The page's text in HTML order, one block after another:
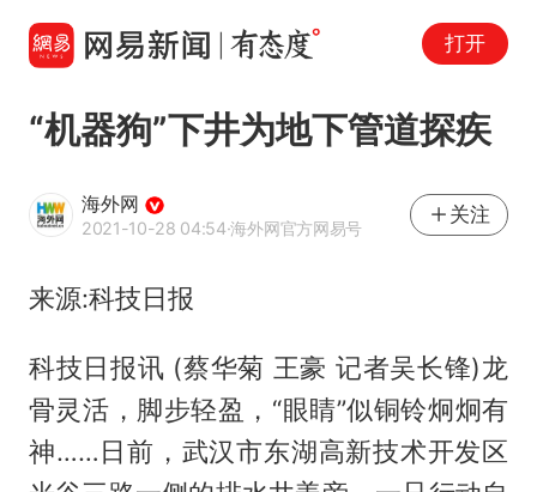
打开
“机器狗”下井为地下管道探疾
海外网
2021-10-28 04:54·海外网官方网易号
关注
来源:科技日报
科技日报讯 (蔡华菊 王豪 记者吴长锋)龙
骨灵活，脚步轻盈，“眼睛”似铜铃炯炯有
神……日前，武汉市东湖高新技术开发区